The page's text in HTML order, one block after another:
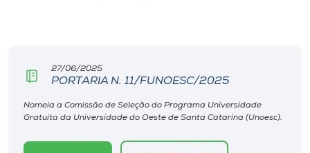
27/06/2025
PORTARIA N. 11/FUNOESC/2025
Nomeia a Comissão de Seleção do Programa Universidade
Gratuita da Universidade do Oeste de Santa Catarina (Unoesc).